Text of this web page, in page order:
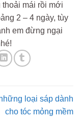
thoải mái rồi mới
2 – 4 ngày, tùy
em đừng ngại
loại sáp dành
cho tóc mỏng mềm